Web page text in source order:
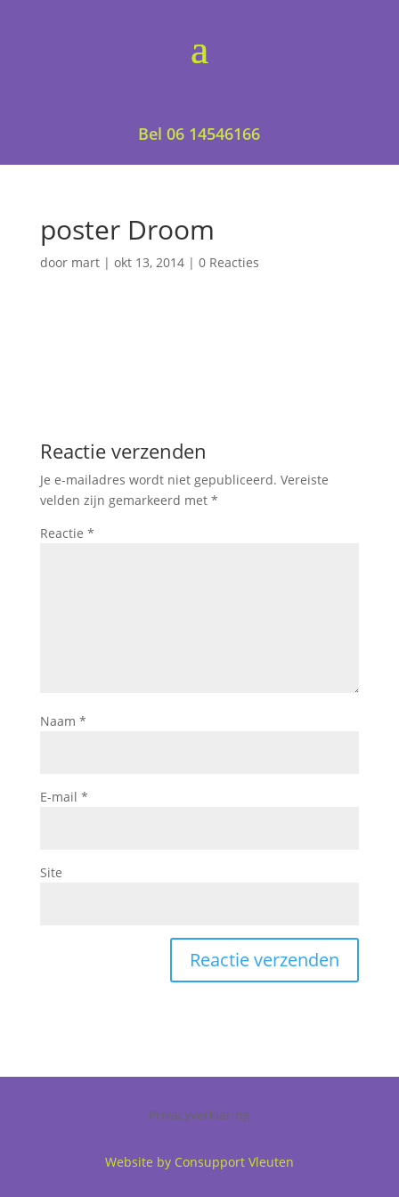
Bel 06 14546166
poster Droom
door mart| okt 13, 2014| 0 Reacties
Reactie verzenden
Je e-mailadres wordt niet gepubliceerd. Vereiste
velden zijn gemarkeerd met *
Reactie *
Naam *
E-mail *
Site
Privacyverklaring
Website by Consupport Vleuten